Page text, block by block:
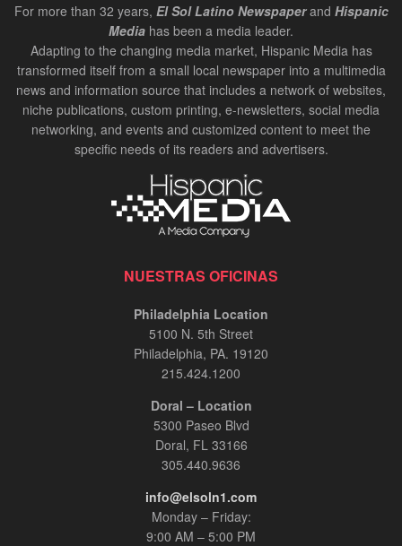
For more than 32 years, El Sol Latino Newspaperand Hispanic
Media has been a media leader.
Adapting to the changing media market, Hispanic Media has
transformed itself from a small local newspaper into a multimedia
news and information source that includes a network of websites,
niche publications, custom printing, e-newsletters, social media
networking, and events and customized content to meet the
specific needs of its readers and advertisers.
NUESTRAS OFICINAS
Philadelphia Location
5100 N. 5th Street
Philadelphia, PA. 19120
215.424.1200
Doral – Location
5300 Paseo Blvd
Doral, FL 33166
305.440.9636
info@elsoln1.com
Monday – Friday:
9:00 AM – 5:00 PM